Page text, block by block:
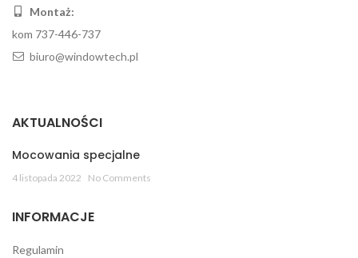
Montaż:
kom 737-446-737
biuro@windowtech.pl
AKTUALNOŚCI
Mocowania specjalne
4 listopada 2022 No Comments
INFORMACJE
Regulamin